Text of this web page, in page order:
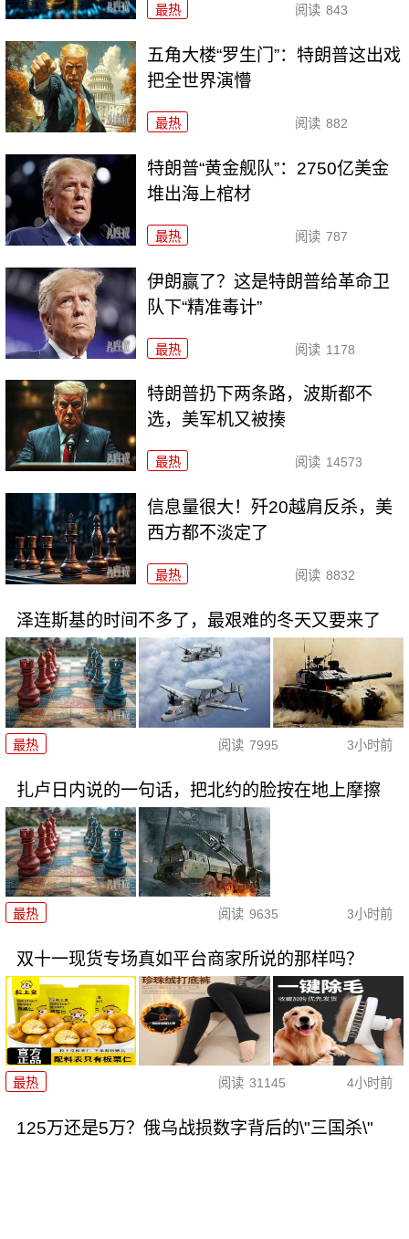
最热 阅读 843
五角大楼“罗生门”：特朗普这出戏
把全世界演懵
最热 阅读 882
特朗普“黄金舰队”：2750亿美金
堆出海上棺材
最热 阅读 787
伊朗赢了？这是特朗普给革命卫
队下“精准毒计”
最热 阅读 1178
特朗普扔下两条路，波斯都不
选，美军机又被揍
最热 阅读 14573
信息量很大！歼20越肩反杀，美
西方都不淡定了
最热 阅读 8832
泽连斯基的时间不多了，最艰难的冬天又要来了
最热 阅读 7995 3小时前
扎卢日内说的一句话，把北约的脸按在地上摩擦
最热 阅读 9635 3小时前
双十一现货专场真如平台商家所说的那样吗？
最热 阅读 31145 4小时前
125万还是5万？俄乌战损数字背后的\"三国杀\"